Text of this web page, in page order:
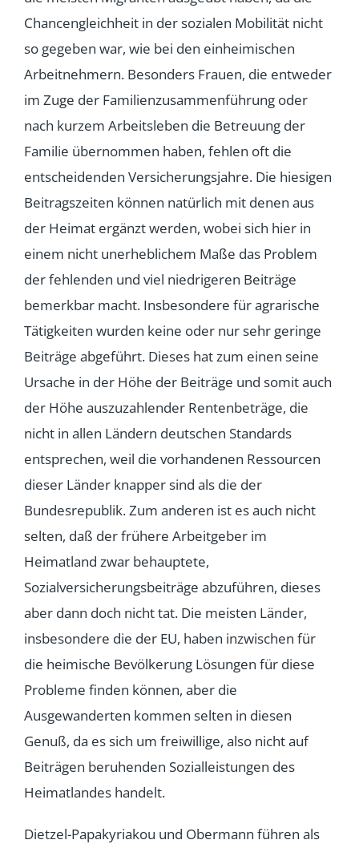
Chancengleichheit in der sozialen Mobilität nicht
so gegeben war, wie bei den einheimischen
Arbeitnehmern. Besonders Frauen, die entweder
im Zuge der Familienzusammenführung oder
nach kurzem Arbeitsleben die Betreuung der
Familie übernommen haben, fehlen oft die
entscheidenden Versicherungsjahre. Die hiesigen
Beitragszeiten können natürlich mit denen aus
der Heimat ergänzt werden, wobei sich hier in
einem nicht unerheblichem Maße das Problem
der fehlenden und viel niedrigeren Beiträge
bemerkbar macht. Insbesondere für agrarische
Tätigkeiten wurden keine oder nur sehr geringe
Beiträge abgeführt. Dieses hat zum einen seine
Ursache in der Höhe der Beiträge und somit auch
der Höhe auszuzahlender Rentenbeträge, die
nicht in allen Ländern deutschen Standards
entsprechen, weil die vorhandenen Ressourcen
dieser Länder knapper sind als die der
Bundesrepublik. Zum anderen ist es auch nicht
selten, daß der frühere Arbeitgeber im
Heimatland zwar behauptete,
Sozialversicherungsbeiträge abzuführen, dieses
aber dann doch nicht tat. Die meisten Länder,
insbesondere die der EU, haben inzwischen für
die heimische Bevölkerung Lösungen für diese
Probleme finden können, aber die
Ausgewanderten kommen selten in diesen
Genuß, da es sich um freiwillige, also nicht auf
Beiträgen beruhenden Sozialleistungen des
Heimatlandes handelt.
Dietzel-Papakyriakou und Obermann führen als